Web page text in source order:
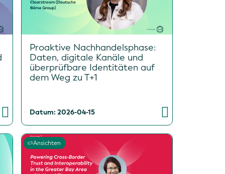
Proaktive Nachhandelsphase:
Daten, digitale Kanäle und
überprüfbare Identitäten auf
dem Weg zu T+1
Datum: 2026-04-15
Ansichten